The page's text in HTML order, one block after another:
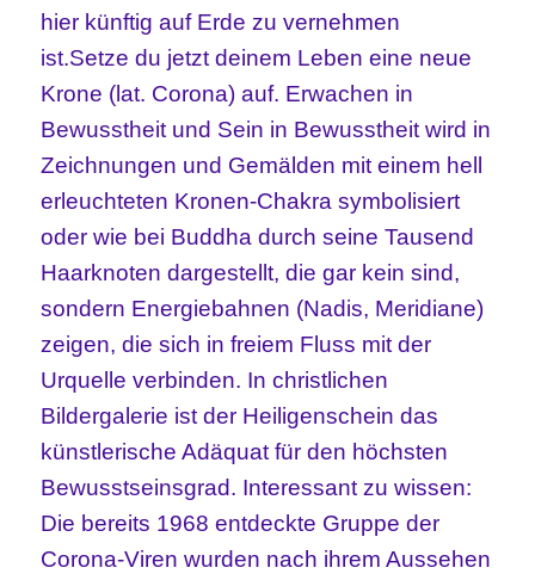
hier künftig auf Erde zu vernehmen
ist.Setze du jetzt deinem Leben eine neue
Krone (lat. Corona) auf. Erwachen in
Bewusstheit und Sein in Bewusstheit wird in
Zeichnungen und Gemälden mit einem hell
erleuchteten Kronen-Chakra symbolisiert
oder wie bei Buddha durch seine Tausend
Haarknoten dargestellt, die gar kein sind,
sondern Energiebahnen (Nadis, Meridiane)
zeigen, die sich in freiem Fluss mit der
Urquelle verbinden. In christlichen
Bildergalerie ist der Heiligenschein das
künstlerische Adäquat für den höchsten
Bewusstseinsgrad. Interessant zu wissen:
Die bereits 1968 entdeckte Gruppe der
Corona-Viren wurden nach ihrem Aussehen